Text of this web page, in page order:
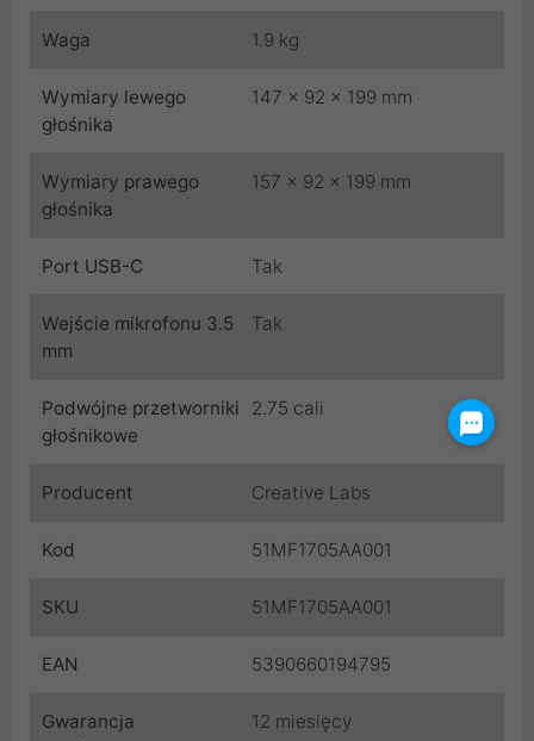
Waga 1.9 kg
Wymiary lewego
głośnika
147 x 92 x 199 mm
Wymiary prawego
głośnika
157 x 92 x 199 mm
Port USB-C Tak
Wejście mikrofonu 3.5
mm
Tak
Podwójne przetworniki
głośnikowe
2.75 cali
Producent Creative Labs
Kod 51MF1705AA001
SKU 51MF1705AA001
EAN 5390660194795
Gwarancja
12 miesięcy